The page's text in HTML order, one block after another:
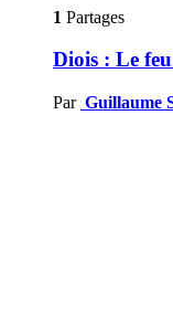
1 Partages
Diois : Le
Par Guillaume